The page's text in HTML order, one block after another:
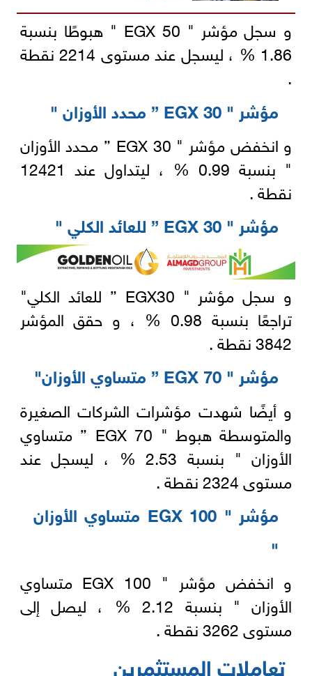
و سجل مؤشر " EGX 50 " هبوطًا بنسبة
1.86 % ، ليسجل عند مستوى 2214 نقطة
.
مؤشر " EGX 30 ” محدد الأوزان "
و انخفض مؤشر " EGX 30 ” محدد الأوزان
" بنسبة 0.99 % ، ليتداول عند 12421
نقطة .
مؤشر " EGX 30 ” للعائد الكلي "
و سجل مؤشر " EGX30 ” للعائد الكلي"
تراجعًا بنسبة 0.98 % ، و حقق المؤشر
3842 نقطة .
مؤشر " EGX 70 ” متساوي الأوزان"
و أيضًا شهدت مؤشرات الشركات الصغيرة
والمتوسطة هبوط " EGX 70 ” متساوي
الأوزان " بنسبة 2.53 % ، ليسجل عند
مستوى 2324 نقطة .
مؤشر " EGX 100 متساوي الأوزان
"
و انخفض مؤشر " EGX 100 متساوي
الأوزان " بنسبة 2.12 % ، ليصل إلى
مستوى 3262 نقطة .
تعاملات المستثمرين